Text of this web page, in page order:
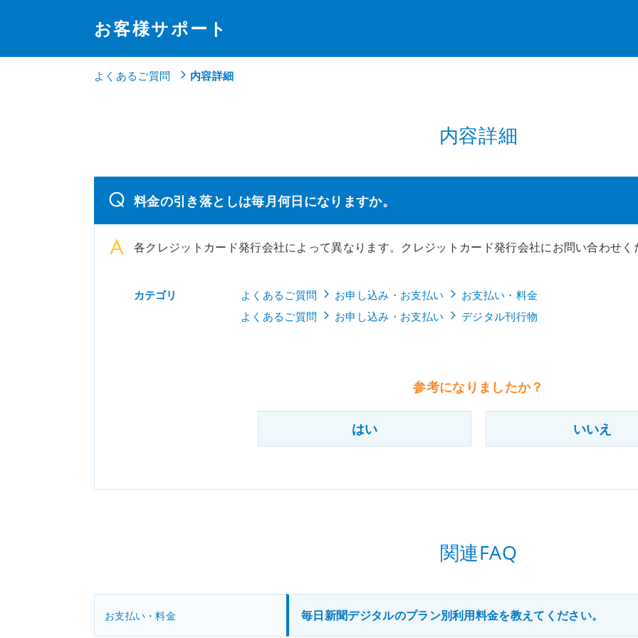
お客様サポート
よくあるご質問 内容詳細
内容詳細
料金の引き落としは毎月何日になりますか。
各クレジットカード発行会社によって異なります。クレジットカード発行会社にお問い合わせく
カテゴリ よくあるご質問 お申し込み・お支払い
お支払い・料金
よくあるご質問
お申し込み・お支払い デジタル刊行物
参考になりましたか？
はい いいえ
関連FAQ
お支払い・料金 毎日新聞デジタルのプラン別利用料金を教えてください。